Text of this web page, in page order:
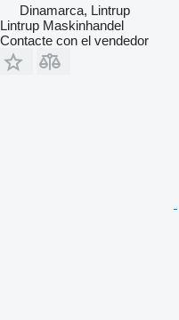
Dinamarca, Lintrup
Lintrup Maskinhandel
Contacte con el vendedor